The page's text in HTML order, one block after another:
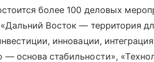
более 100 деловых
Восток — территория
инновации,
— основа стабильности»,